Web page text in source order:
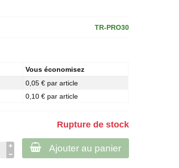
TR-PRO30
Vous économisez
0,05 € par article
0,10 € par article
Rupture de stock
Ajouter au panier